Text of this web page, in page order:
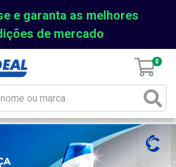
e garanta as melhores
de mercado
0